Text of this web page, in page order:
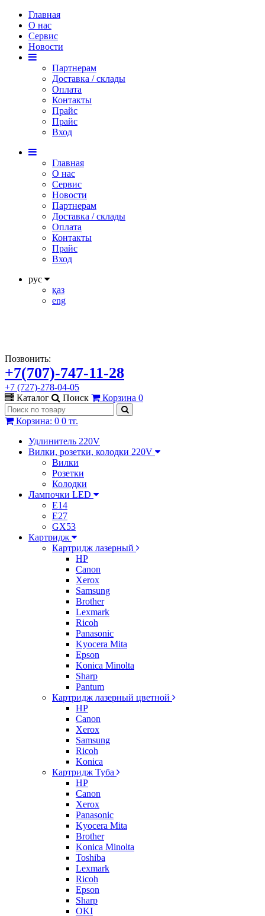
Главная
О нас
Сервис
Новости
Партнерам
Доставка / склады
Оплата
Контакты
Прайс
Прaйс
Вход
Главная
О нас
Сервис
Новости
Партнерам
Доставка / склады
Оплата
Контакты
Прайс
Вход
рус
қаз
eng
Позвонить:
+7(707)-747-11-28
+7 (727)-278-04-05
Каталог
Поиск Корзина 0
Корзина: 0 0 тг.
Удлинитель 220V
Вилки, розетки, колодки 220V
Вилки
Розетки
Колодки
Лампочки LED
E14
E27
GX53
Картридж
Картридж лазерный
HP
Canon
Xerox
Samsung
Brother
Lexmark
Ricoh
Panasonic
Kyocera Mita
Epson
Konica Minolta
Sharp
Pantum
Картридж лазерный цветной
HP
Canon
Xerox
Samsung
Ricoh
Konica
Картридж Туба
HP
Canon
Xerox
Panasonic
Kyocera Mita
Brother
Konica Minolta
Toshiba
Lexmark
Ricoh
Epson
Sharp
OKI